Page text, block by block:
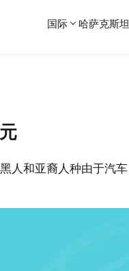
国际 哈萨克斯坦
人和亚裔人种由于汽车